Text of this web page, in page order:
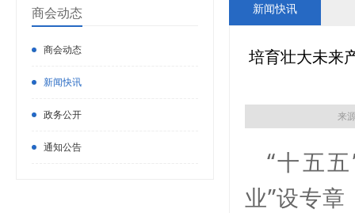
商会动态
商会动态
新闻快讯
政务公开
通知公告
新闻快讯
培育壮大未来
来
“十五
业”设专